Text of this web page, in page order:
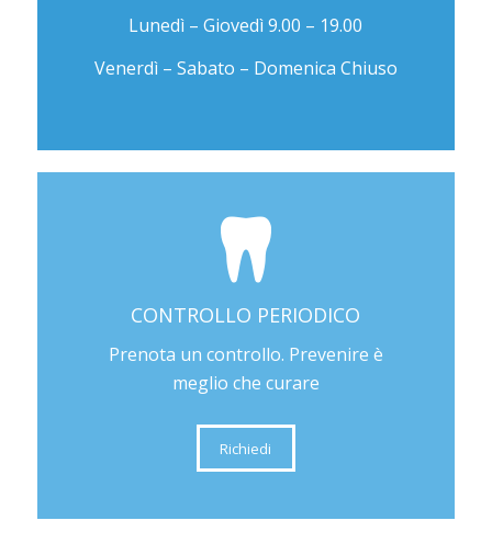
Lunedì – Giovedì 9.00 – 19.00
Venerdì – Sabato – Domenica Chiuso
CONTROLLO PERIODICO
Prenota un controllo. Prevenire è
meglio che curare
Richiedi